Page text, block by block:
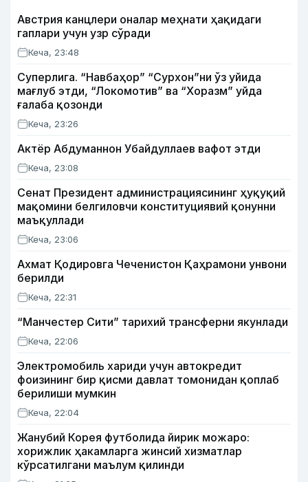
Австрия канцлери оналар меҳнати ҳақидаги
гаплари учун узр сўради
Кеча, 23:48
Суперлига. “Навбаҳор” “Сурхон”ни ўз уйида
мағлуб этди, “Локомотив” ва “Хоразм” уйда
ғалаба қозонди
Кеча, 23:26
Актёр Абду­маннон Убайдуллаев вафот этди
Кеча, 23:08
Сенат Президент администрациясининг ҳуқуқий
мақомини белгиловчи конституциявий қонунни
маъқуллади
Кеча, 23:06
Ахмат Қодировга Чеченистон Қаҳрамони унвони
берилди
Кеча, 22:31
“Манчестер Сити” тарихий трансферни якунлади
Кеча, 22:06
Электромобиль хариди учун автокредит
фоизининг бир қисми давлат томонидан қоплаб
берилиши мумкин
Кеча, 22:04
Жанубий Корея футболида йирик можаро:
хорижлик ҳакамларга жинсий хизматлар
кўрсатилгани маълум қилинди